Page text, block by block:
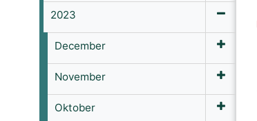
2023
December
November
Oktober